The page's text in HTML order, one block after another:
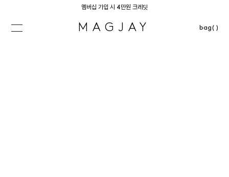
멤버십 가입 시 4만원 크레딧
MAGJAY bag( )